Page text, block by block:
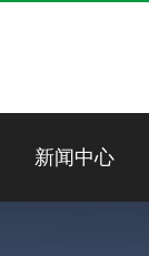
新闻中心